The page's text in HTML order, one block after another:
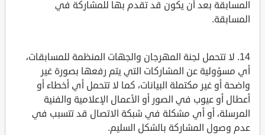
المسابقة بعد أن يكون قد تقدم بها للمشاركة في
المسابقة.
14. لا تتحمل لجنة المهرجان والجهات المنظمة للمسابقات،
أي مسؤولية عن المشاركات التي يتم رفعها بصورة غير
واضحة أو غير مكتملة البيانات، كما لا تتحمل أي أخطاء أو
أعطال أو عيوب في الصور أو الأعمال الإعلامية والفنية
المرسلة، أو أي مشكلة في شبكة الاتصال قد تتسبب في
عدم وصول المشاركة بالشكل السليم.